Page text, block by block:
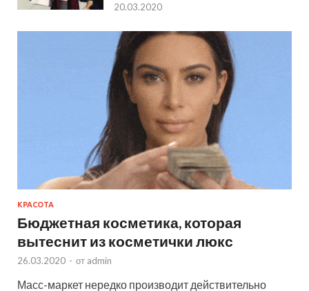
20.03.2020
КРАСОТА
Бюджетная косметика, которая
вытеснит из косметички люкс
26.03.2020 - от admin
Масс-маркет нередко производит действительно